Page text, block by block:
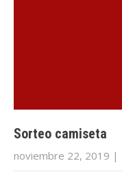
Sorteo camiseta
noviembre 22, 2019 |